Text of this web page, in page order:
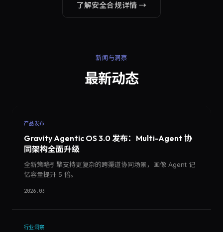
了解安全合规详情 →
新闻与洞察
最新动态
产品发布
Gravity Agentic OS 3.0 发布：Multi-Agent 协
同架构全面升级
全新策略引擎支持更复杂的跨渠道协同场景，画像 Agent 记
忆容量提升 5 倍。
2026.03
行业洞察